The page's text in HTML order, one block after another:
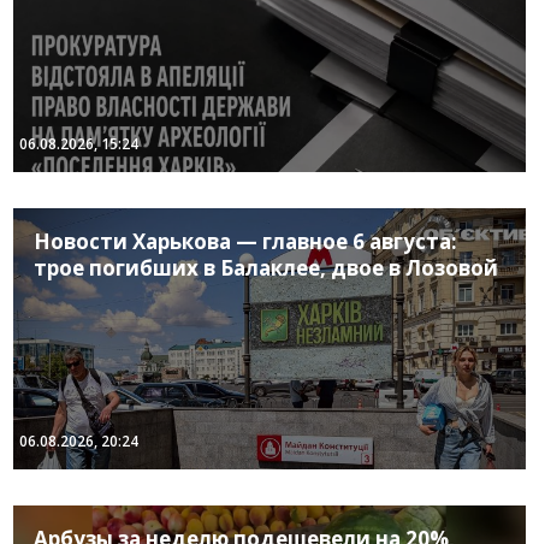
06.08.2026, 15:24
Новости Харькова — главное 6 августа:
трое погибших в Балаклее, двое в Лозовой
06.08.2026, 20:24